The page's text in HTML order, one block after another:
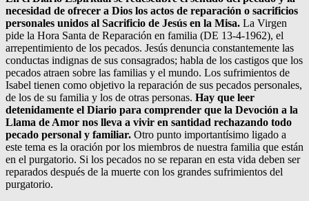
necesidad de ofrecer a Dios los actos de reparación o sacrificios
personales unidos al Sacrificio de Jesús en la Misa. La Virgen
pide la Hora Santa de Reparación en familia (DE 13-4-1962), el
arrepentimiento de los pecados. Jesús denuncia constantemente las
conductas indignas de sus consagrados; habla de los castigos que los
pecados atraen sobre las familias y el mundo. Los sufrimientos de
Isabel tienen como objetivo la reparación de sus pecados personales,
de los de su familia y los de otras personas. Hay que leer
detenidamente el Diario para comprender que la Devoción a la
Llama de Amor nos lleva a vivir en santidad rechazando todo
pecado personal y familiar. Otro punto importantísimo ligado a
este tema es la oración por los miembros de nuestra familia que están
en el purgatorio. Si los pecados no se reparan en esta vida deben ser
reparados después de la muerte con los grandes sufrimientos del
purgatorio.